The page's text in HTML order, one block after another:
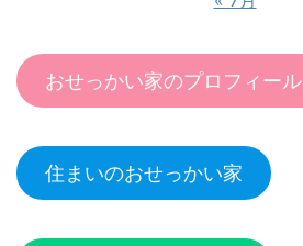
おせっかい家のプロフィール
住まいのおせっかい家